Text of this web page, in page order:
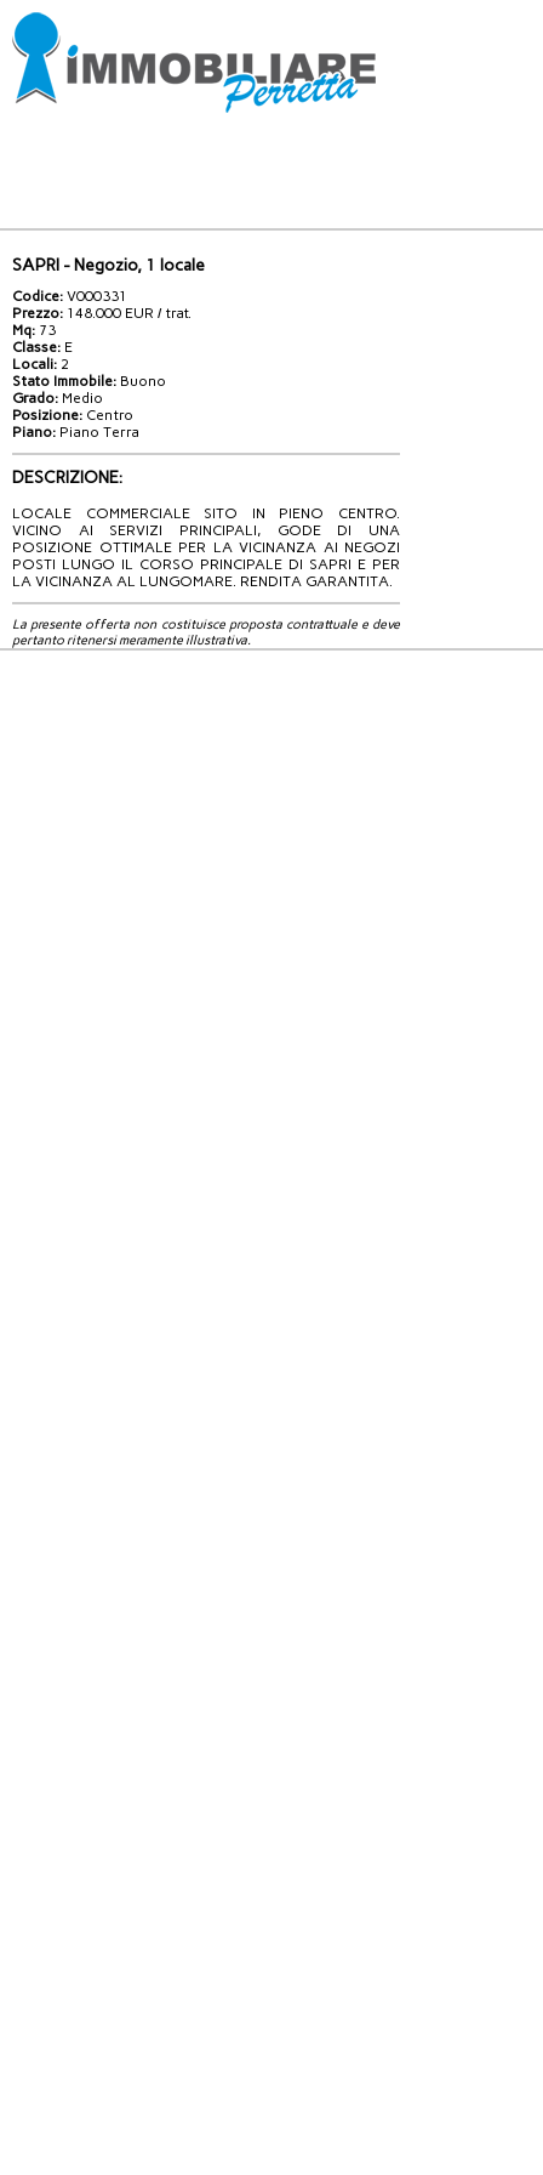
SAPRI - Negozio, 1 locale
Codice: V000331
Prezzo: 148.000 EUR / trat.
Mq: 73
Classe: E
Locali: 2
Stato Immobile: Buono
Grado: Medio
Posizione: Centro
Piano: Piano Terra
DESCRIZIONE:
LOCALE COMMERCIALE SITO IN PIENO CENTRO.
VICINO AI SERVIZI PRINCIPALI, GODE DI UNA
POSIZIONE OTTIMALE PER LA VICINANZA AI NEGOZI
POSTI LUNGO IL CORSO PRINCIPALE DI SAPRI E PER
LA VICINANZA AL LUNGOMARE. RENDITA GARANTITA.
La presente offerta non costituisce proposta contrattuale e deve
pertanto ritenersi meramente illustrativa.